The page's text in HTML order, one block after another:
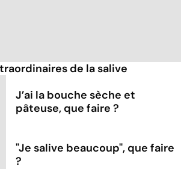
de la salive
J’ai la bouche sèche et
pâteuse, que faire ?
"Je salive beaucoup", que faire
?